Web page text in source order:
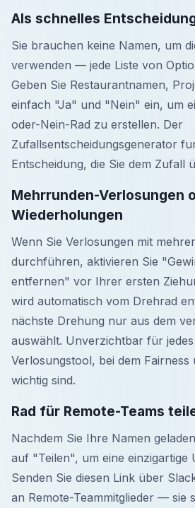
Als schnelles
Sie brauchen keine Namen, um
verwenden — jede Liste von
Geben Sie Restaurantnamen,
einfach "Ja" und "Nein" ein, um
oder-Nein-Rad zu erstellen. Der
Zufallsentscheidungsgenerator
Entscheidung, die Sie dem Zufall
Mehrrunden-Verlosungen
Wiederholungen
Wenn Sie Verlosungen mit
durchführen, aktivieren Sie
entfernen" vor Ihrer ersten
wird automatisch vom Drehrad
nächste Drehung nur aus dem
auswählt. Unverzichtbar für
Verlosungstool, bei dem
wichtig sind.
Rad für Remote-Teams
Nachdem Sie Ihre Namen
auf "Teilen", um eine einzigartige
Senden Sie diesen Link über
an Remote-Teammitglieder — sie